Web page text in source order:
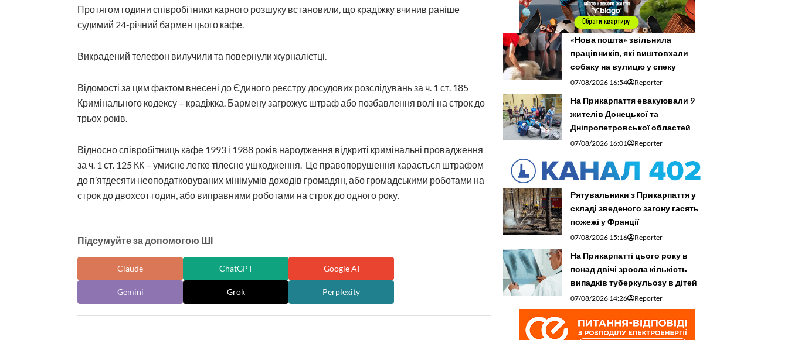
Протягом години співробітники карного розшуку встановили, що крадіжку вчинив раніше
судимий 24-річний бармен цього кафе.
Викрадений телефон вилучили та повернули журналістці.
Відомості за цим фактом внесені до Єдиного реєстру досудових розслідувань за ч. 1 ст. 185
Кримінального кодексу – крадіжка. Бармену загрожує штраф або позбавлення волі на строк до
трьох років.
Відносно співробітниць кафе 1993 і 1988 років народження відкриті кримінальні провадження
за ч. 1 ст. 125 КК – умисне легке тілесне ушкодження. Це правопорушення карається штрафом
до п’ятдесяти неоподатковуваних мінімумів доходів громадян, або громадськими роботами на
строк до двохсот годин, або виправними роботами на строк до одного року.
Підсумуйте за допомогою ШІ
Claude ChatGPT Google AI
Gemini Grok Perplexity
«Нова пошта» звільнила
працівників, які виштовхали
собаку на вулицю у спеку
07/08/2026 16:54 Reporter
На Прикарпаття евакуювали 9
жителів Донецької та
Дніпропетровської областей
07/08/2026 16:01 Reporter
Рятувальники з Прикарпаття у
складі зведеного загону гасять
пожежі у Франції
07/08/2026 15:16 Reporter
На Прикарпатті цього року в
понад двічі зросла кількість
випадків туберкульозу в дітей
07/08/2026 14:26 Reporter